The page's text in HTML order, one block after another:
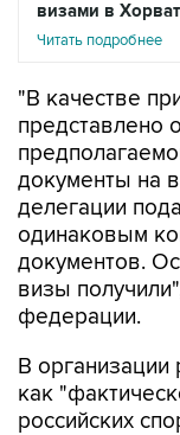
визами в
Читать подробнее
"В качестве
представлено
документы на
делегации
одинаковым
документов.
визы
федерации.
В
как
российских